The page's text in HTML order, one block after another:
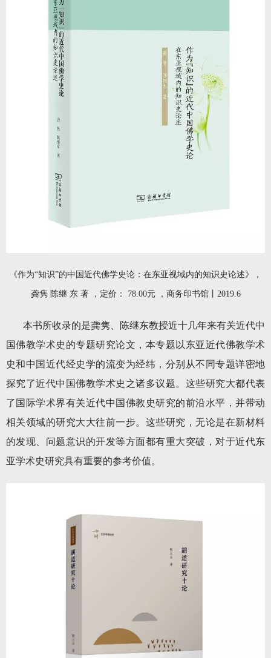
《作为“知识”的中国近代佛学史论：在东亚视域内的知识史论述》，
龚隽 陈继 东 著 ，定价： 78.00元 ，商务印书馆丨2019.6
本书所收录的是龚隽、陈继东教授近十几年来有关近代中
国佛教学术史的专题研究论文，本专题以东亚近代佛教学术
史和中国近代经史学的流变为经纬，分别从不同专题详密地
探究了近代中国佛教学术史之诸多议题。这些研究大都代表
了国际学术界有关近代中国佛教史研究的前沿水平，并带动
相关领域的研究大大往前一步。这些研究，无论是在新材料
的发现、问题意识的开发等方面都有重大突破，对于近代东
亚学术史研究具有重要的参考价值。